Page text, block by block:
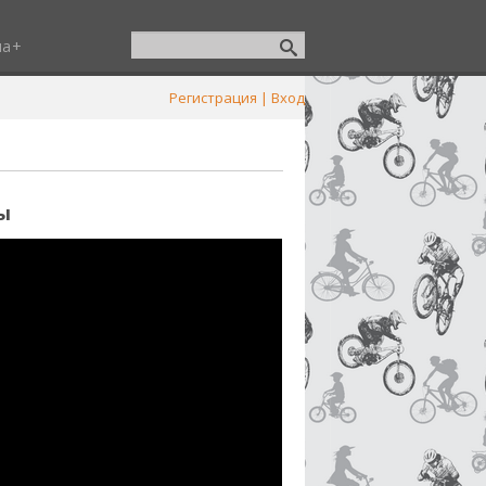
Регистрация | Вход